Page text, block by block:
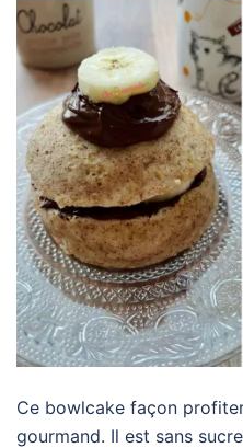
Ce bowlcake façon
gourmand. Il est sans